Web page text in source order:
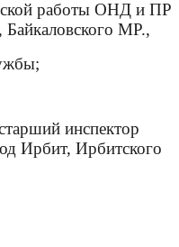
работы ОНД и ПР
МР.,
инспектор
Ирбитского